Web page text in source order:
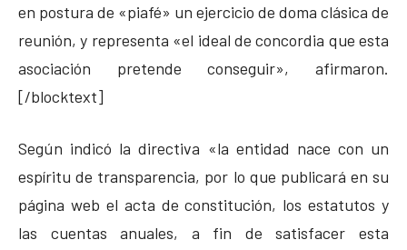
en postura de «piafé» un ejercicio de doma clásica de
reunión, y representa «el ideal de concordia que esta
asociación pretende conseguir», afirmaron.
[/blocktext]
Según indicó la directiva «la entidad nace con un
espíritu de transparencia, por lo que publicará en su
página web el acta de constitución, los estatutos y
las cuentas anuales, a fin de satisfacer esta